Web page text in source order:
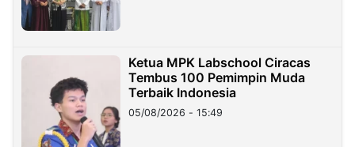
Ketua MPK Labschool Ciracas
Tembus 100 Pemimpin Muda
Terbaik Indonesia
05/08/2026 - 15:49